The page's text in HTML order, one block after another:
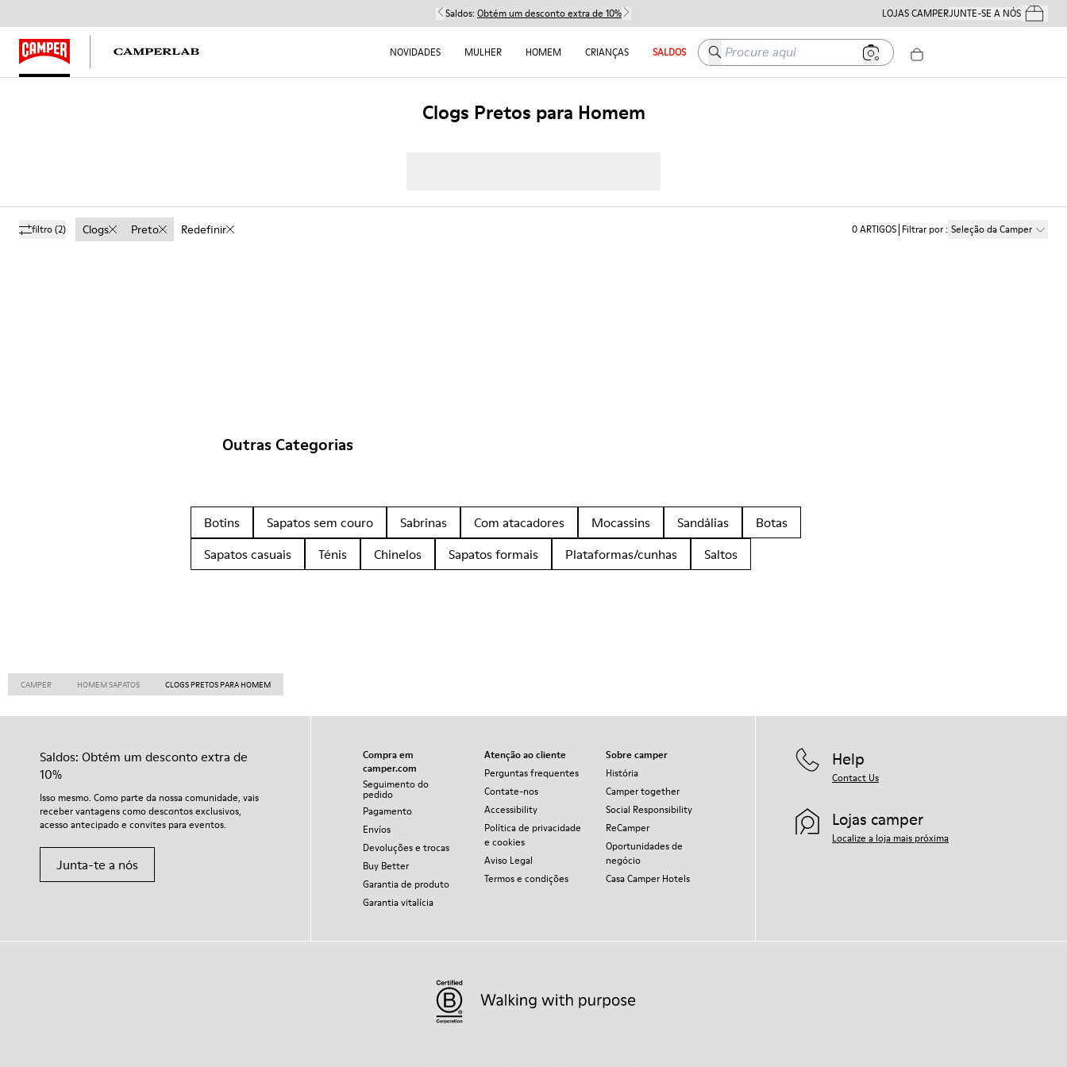
Saldos: Obtém um desconto extra de 10% LOJAS CAMPERJUNTE-SE A NÓSOs Teus
NOVIDADES MULHER HOMEM CRIANÇAS SALDOS Procure aqui
Clogs Pretos para Homem
filtro(2) Clogs Preto Redefinir 0ARTIGOS Filtrar por: Seleção da Camper
Outras Categorias
Botins Sapatos sem couro Sabrinas Com atacadores Mocassins Sandálias
Botas
Sapatos casuais
Ténis Chinelos Sapatos formais Plataformas/cunhas Saltos
CAMPER HOMEM SAPATOS CLOGS PRETOS PARA HOMEM
Saldos: Obtém um desconto extra de
10%
Isso mesmo. Como parte da nossa comunidade, vais
receber vantagens como descontos exclusivos,
acesso antecipado e convites para eventos.
Junta-te a nós
Compra em
camper.com
Seguimento do
pedido
Pagamento
Envíos
Devoluções e trocas
Buy Better
Garantia de produto
Garantia vitalícia
Atenção ao cliente
Perguntas frequentes
Contate-nos
Accessibility
Política de privacidade
e cookies
Aviso Legal
Termos e condições
Sobre camper
História
Camper together
Social Responsibility
ReCamper
Oportunidades de
negócio
Casa Camper Hotels
Help
Contact Us
Lojas camper
Localize a loja mais próxima